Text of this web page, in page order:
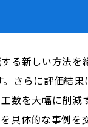
る新しい方法を
さらに評価結果
数を大幅に削減
具体的な事例を